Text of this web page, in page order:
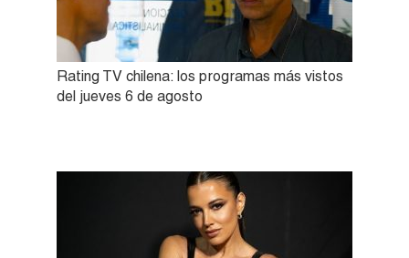
Rating TV chilena: los programas más vistos
del jueves 6 de agosto